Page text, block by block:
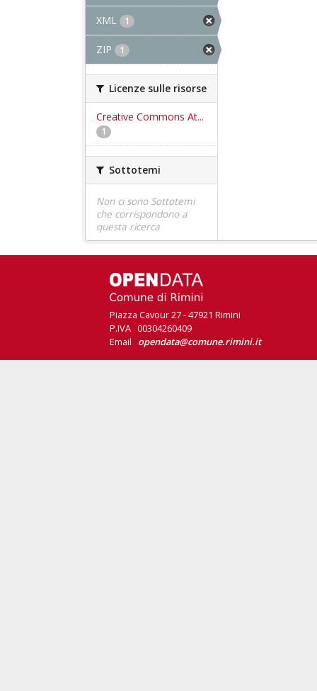
XML 1
ZIP 1
Licenze sulle risorse
Creative Commons At...
1
Sottotemi
Non ci sono Sottotemi
che corrispondono a
questa ricerca
Piazza Cavour 27 - 47921 Rimini
P.IVA 00304260409
Email opendata@comune.rimini.it